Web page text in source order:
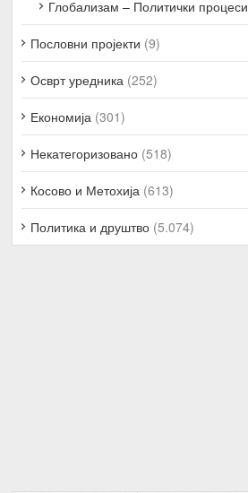
Глобализам – Политички процеси
Пословни пројекти (9)
Осврт уредника (252)
Економија (301)
Некатегоризовано (518)
Косово и Метохија (613)
Политика и друштво (5.074)